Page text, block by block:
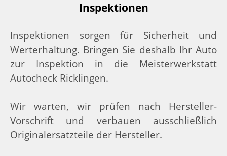
Inspektionen
Inspektionen sorgen für Sicherheit und
Werterhaltung. Bringen Sie deshalb Ihr Auto
zur Inspektion in die Meisterwerkstatt
Autocheck Ricklingen.
Wir warten, wir prüfen nach Hersteller-
Vorschrift und verbauen ausschließlich
Originalersatzteile der Hersteller.